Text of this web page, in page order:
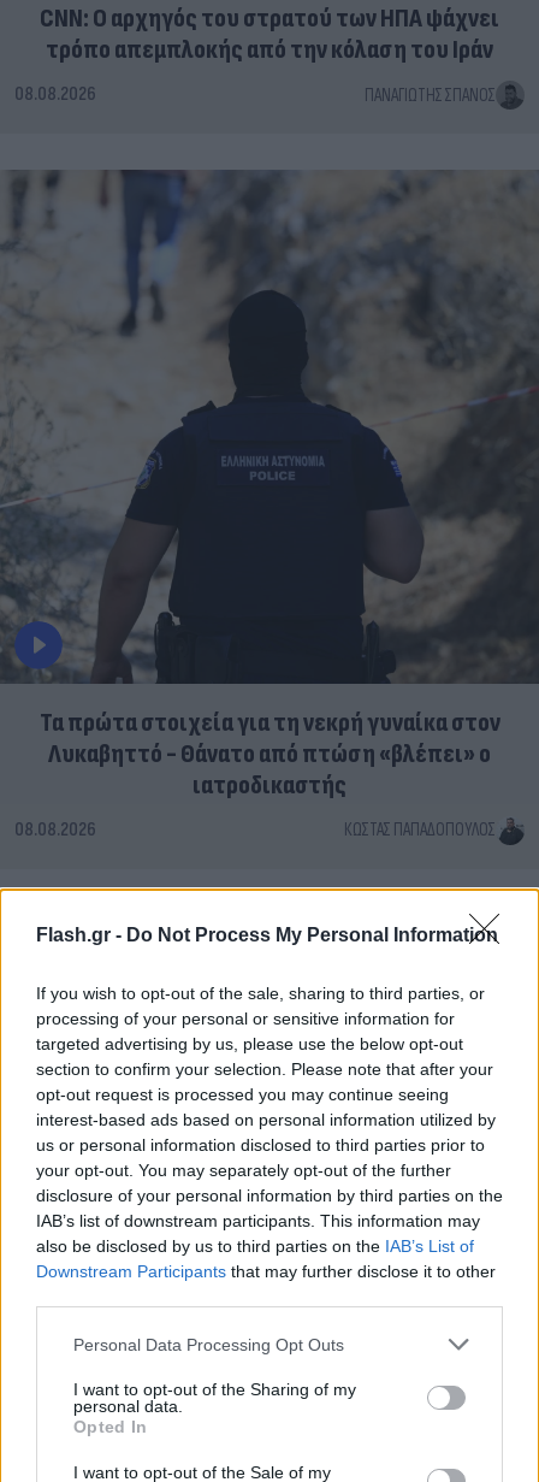
Flash.gr - Do Not Process My Personal Information
If you wish to opt-out of the sale, sharing to third parties, or
processing of your personal or sensitive information for
targeted advertising by us, please use the below opt-out
section to confirm your selection. Please note that after your
opt-out request is processed you may continue seeing
interest-based ads based on personal information utilized by
us or personal information disclosed to third parties prior to
your opt-out. You may separately opt-out of the further
disclosure of your personal information by third parties on the
IAB’s list of downstream participants. This information may
also be disclosed by us to third parties on the IAB’s List of
Downstream Participants that may further disclose it to other
Please note that this website/app uses one or more Google
not limited to your visit or usage behaviour. You may click to
grant or deny consent to Google and its third-party tags to
use your data for below specified purposes in below Google
consent section.
Personal Data Processing Opt Outs
I want to opt-out of the Sharing of my
personal data.
Opted In
I want to opt-out of the Sale of my
CNN: Ο αρχηγός του στρατού των ΗΠΑ ψάχνει
τρόπο απεμπλοκής από την κόλαση του Ιράν
08.08.2026 ΠΑΝΑΓΙΏΤΗΣ ΣΠΑΝΌΣ
Τα πρώτα στοιχεία για τη νεκρή γυναίκα στον
Λυκαβηττό - Θάνατο από πτώση «βλέπει» ο
ιατροδικαστής
08.08.2026 ΚΏΣΤΑΣ ΠΑΠΑΔΌΠΟΥΛΟΣ
«Νονός της AI» προειδοποιεί: Σε λίγο δεν θα